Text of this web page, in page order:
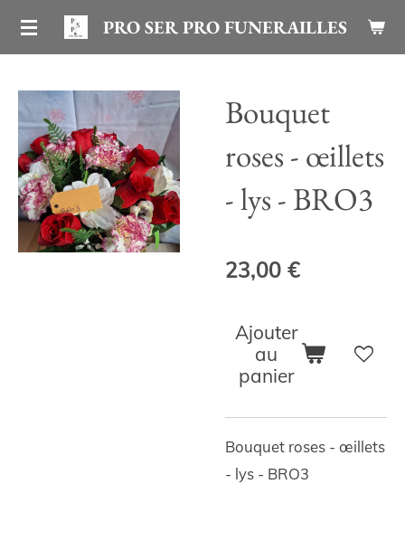
Passer
principal
PRO SER PRO FUNERAILLES
Bouquet
roses - œillets
- lys - BRO3
23,00 €
Ajouter
au
panier
Bouquet roses - œillets
- lys - BRO3